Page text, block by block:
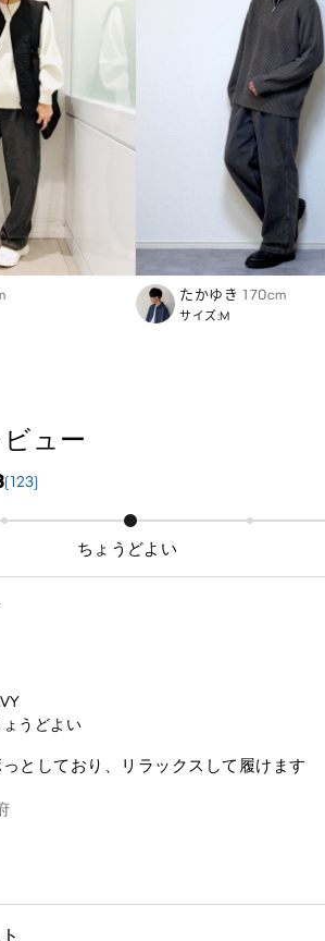
たかゆき 170cm
サイズ:M
ュー
(123)
ちょうどよい
うどよい
としており、リラックスして履けます